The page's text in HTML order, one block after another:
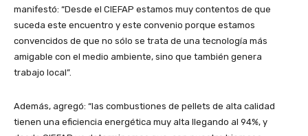
manifestó: “Desde el CIEFAP estamos muy contentos de que
suceda este encuentro y este convenio porque estamos
convencidos de que no sólo se trata de una tecnología más
amigable con el medio ambiente, sino que también genera
trabajo local”.
Además, agregó: “las combustiones de pellets de alta calidad
tienen una eficiencia energética muy alta llegando al 94%, y